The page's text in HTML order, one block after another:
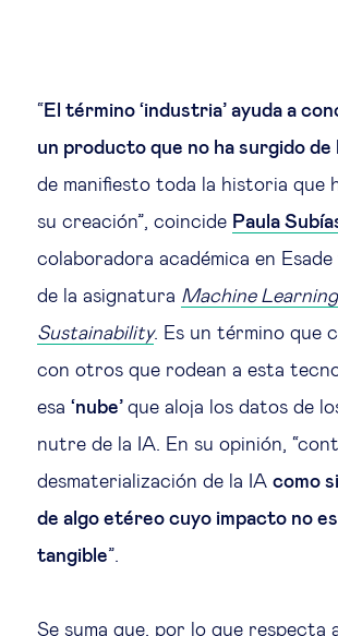
“ El término ‘industria’ ayuda a
un producto que no ha surgido de
de manifiesto toda la historia que
su creación”, coincide Paula
colaboradora académica en
de la asignatura Machine
Sustainability. Es un término que
con otros que rodean a esta
esa ‘nube’ que aloja los datos de
nutre de la IA. En su opinión,
desmaterialización de la IA como
de algo etéreo cuyo impacto no
tangible”.
Se suma que, por lo que respecta